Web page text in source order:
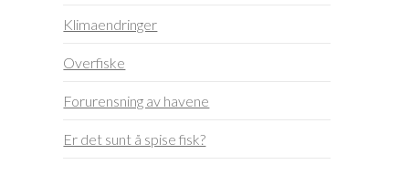
Klimaendringer
Overfiske
Forurensning av havene
Er det sunt å spise fisk?